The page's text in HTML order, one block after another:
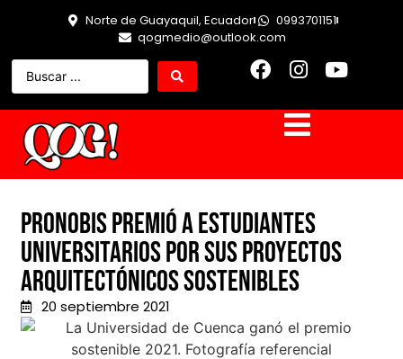
Norte de Guayaquil, Ecuador
0993701151
qogmedio@outlook.com
Pronobis premió a estudiantes
universitarios por sus proyectos
arquitectónicos sostenibles
20 septiembre 2021